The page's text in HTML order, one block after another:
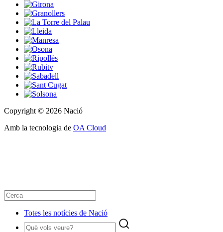
Copyright © 2026 Nació
Amb la tecnologia de OA Cloud
Totes les notícies de Nació